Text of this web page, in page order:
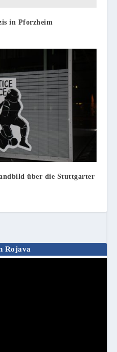
in Pforzheim
über die Stuttgarter
Rojava